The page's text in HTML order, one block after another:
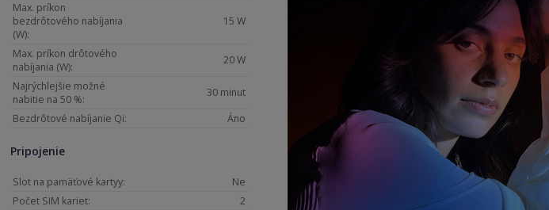
Max. príkon
bezdrôtového nabíjania
(W):
15 W
Max. príkon drôtového
nabíjania (W):
20 W
Najrýchlejšie možné
nabitie na 50 %:
30 minut
Bezdrôtové nabíjanie Qi:
Áno
Pripojenie
Slot na pamäťové kartyy:
Ne
Počet SIM kariet:
2